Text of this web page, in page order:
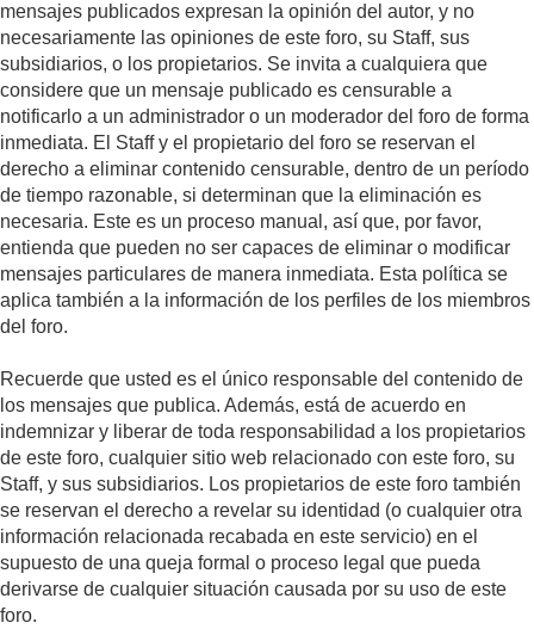
mensajes publicados expresan la opinión del autor, y no
necesariamente las opiniones de este foro, su Staff, sus
subsidiarios, o los propietarios. Se invita a cualquiera que
considere que un mensaje publicado es censurable a
notificarlo a un administrador o un moderador del foro de forma
inmediata. El Staff y el propietario del foro se reservan el
derecho a eliminar contenido censurable, dentro de un período
de tiempo razonable, si determinan que la eliminación es
necesaria. Este es un proceso manual, así que, por favor,
entienda que pueden no ser capaces de eliminar o modificar
mensajes particulares de manera inmediata. Esta política se
aplica también a la información de los perfiles de los miembros
del foro.
Recuerde que usted es el único responsable del contenido de
los mensajes que publica. Además, está de acuerdo en
indemnizar y liberar de toda responsabilidad a los propietarios
de este foro, cualquier sitio web relacionado con este foro, su
Staff, y sus subsidiarios. Los propietarios de este foro también
se reservan el derecho a revelar su identidad (o cualquier otra
información relacionada recabada en este servicio) en el
supuesto de una queja formal o proceso legal que pueda
derivarse de cualquier situación causada por su uso de este
foro.